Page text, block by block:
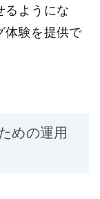
るようにな
体験を提供で
めの運用